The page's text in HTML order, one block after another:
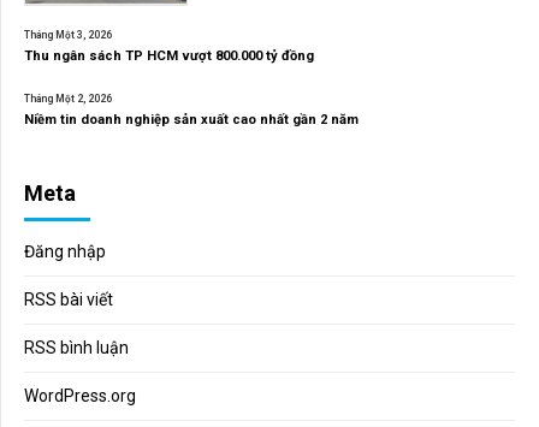
Tháng Một 3, 2026
Thu ngân sách TP HCM vượt 800.000 tỷ đồng
Tháng Một 2, 2026
Niềm tin doanh nghiệp sản xuất cao nhất gần 2 năm
Meta
Đăng nhập
RSS bài viết
RSS bình luận
WordPress.org